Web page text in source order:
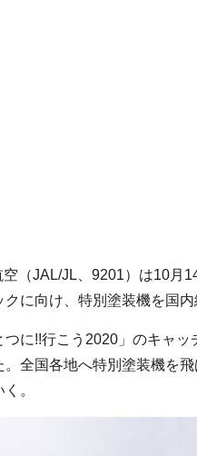
（JAL/JL、9201）は10月
に向け、特別塗装機を国内
に!!行こう2020」のキャッ
全国各地へ特別塗装機を
。